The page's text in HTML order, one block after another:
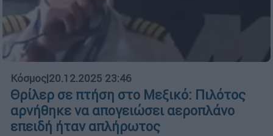
Κόσμος|20.12.2025 23:46
Θρίλερ σε πτήση στο Μεξικό: Πιλότος
αρνήθηκε να απογειώσει αεροπλάνο
επειδή ήταν απλήρωτος